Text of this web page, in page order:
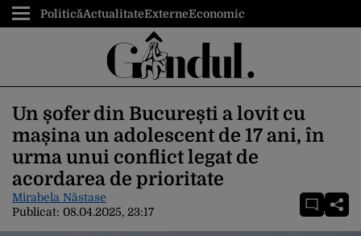
PoliticăActualitateExterneEconomic
Un șofer din București a lovit cu
mașina un adolescent de 17 ani, în
urma unui conflict legat de
acordarea de prioritate
Mirabela Năstase
Publicat: 08.04.2025, 23:17